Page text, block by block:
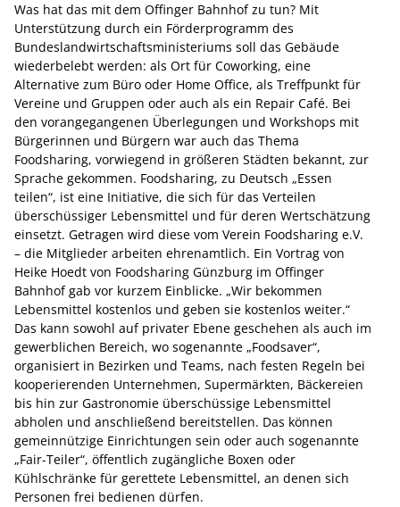
Was hat das mit dem Offinger Bahnhof zu tun? Mit
Unterstützung durch ein Förderprogramm des
Bundeslandwirtschaftsministeriums soll das Gebäude
wiederbelebt werden: als Ort für Coworking, eine
Alternative zum Büro oder Home Office, als Treffpunkt für
Vereine und Gruppen oder auch als ein Repair Café. Bei
den vorangegangenen Überlegungen und Workshops mit
Bürgerinnen und Bürgern war auch das Thema
Foodsharing, vorwiegend in größeren Städten bekannt, zur
Sprache gekommen. Foodsharing, zu Deutsch „Essen
teilen“, ist eine Initiative, die sich für das Verteilen
überschüssiger Lebensmittel und für deren Wertschätzung
einsetzt. Getragen wird diese vom Verein Foodsharing e.V.
– die Mitglieder arbeiten ehrenamtlich. Ein Vortrag von
Heike Hoedt von Foodsharing Günzburg im Offinger
Bahnhof gab vor kurzem Einblicke. „Wir bekommen
Lebensmittel kostenlos und geben sie kostenlos weiter.“
Das kann sowohl auf privater Ebene geschehen als auch im
gewerblichen Bereich, wo sogenannte „Foodsaver“,
organisiert in Bezirken und Teams, nach festen Regeln bei
kooperierenden Unternehmen, Supermärkten, Bäckereien
bis hin zur Gastronomie überschüssige Lebensmittel
abholen und anschließend bereitstellen. Das können
gemeinnützige Einrichtungen sein oder auch sogenannte
„Fair-Teiler“, öffentlich zugängliche Boxen oder
Kühlschränke für gerettete Lebensmittel, an denen sich
Personen frei bedienen dürfen.